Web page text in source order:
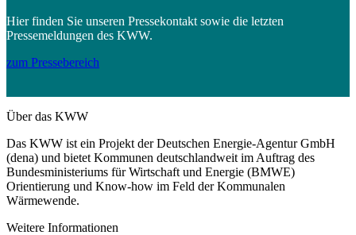
Hier finden Sie unseren Pressekontakt sowie die letzten
Pressemeldungen des KWW.
zum Pressebereich
Über das KWW
Das KWW ist ein Projekt der Deutschen Energie-Agentur GmbH
(dena) und bietet Kommunen deutschlandweit im Auftrag des
Bundesministeriums für Wirtschaft und Energie (BMWE)
Orientierung und Know-how im Feld der Kommunalen
Wärmewende.
Weitere Informationen